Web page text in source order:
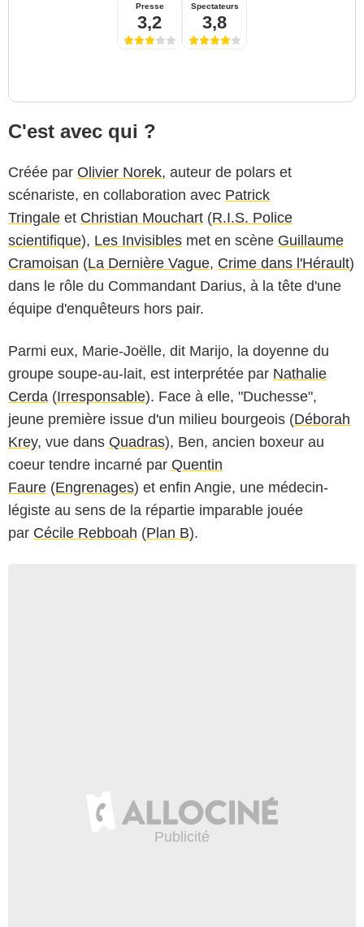
Presse
3,2
Spectateurs
3,8
C'est avec qui ?
Créée par Olivier Norek, auteur de polars et
scénariste, en collaboration avec Patrick
Tringale et Christian Mouchart (R.I.S. Police
scientifique), Les Invisibles met en scène Guillaume
Cramoisan (La Dernière Vague, Crime dans l'Hérault)
dans le rôle du Commandant Darius, à la tête d'une
équipe d'enquêteurs hors pair.
Parmi eux, Marie-Joëlle, dit Marijo, la doyenne du
groupe soupe-au-lait, est interprétée par Nathalie
Cerda (Irresponsable). Face à elle, "Duchesse",
jeune première issue d'un milieu bourgeois (Déborah
Krey, vue dans Quadras), Ben, ancien boxeur au
coeur tendre incarné par Quentin
Faure (Engrenages) et enfin Angie, une médecin-
légiste au sens de la répartie imparable jouée
par Cécile Rebboah (Plan B).